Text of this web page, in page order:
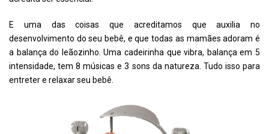
E uma das coisas que acreditamos que auxilia no
desenvolvimento do seu bebê, e que todas as mamães adoram é
a balança do leãozinho. Uma cadeirinha que vibra, balança em 5
intensidade, tem 8 músicas e 3 sons da natureza. Tudo isso para
entreter e relaxar seu bebê.